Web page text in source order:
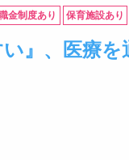
金制度あり 保育施設あり
』、医療